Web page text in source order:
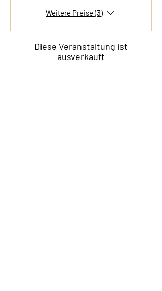
Weitere Preise (3)
Diese Veranstaltung ist
ausverkauft